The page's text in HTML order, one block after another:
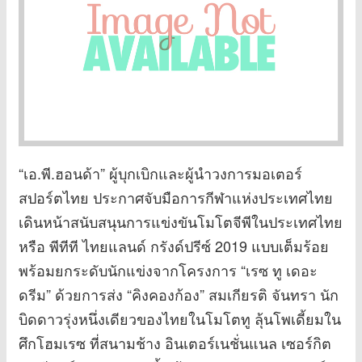
“เอ.พี.ฮอนด้า” ผู้บุกเบิกและผู้นำวงการมอเตอร์
สปอร์ตไทย ประกาศจับมือการกีฬาแห่งประเทศไทย
เดินหน้าสนับสนุนการแข่งขันโมโตจีพีในประเทศไทย
หรือ พีทีที ไทยแลนด์ กรังด์ปรีซ์ 2019 แบบเต็มร้อย
พร้อมยกระดับนักแข่งจากโครงการ “เรซ ทู เดอะ
ดรีม” ด้วยการส่ง “คิงคองก้อง” สมเกียรติ จันทรา นัก
บิดดาวรุ่งหนึ่งเดียวของไทยในโมโตทู ลุ้นโพเดี้ยมใน
ศึกโฮมเรซ ที่สนามช้าง อินเตอร์เนชั่นแนล เซอร์กิต